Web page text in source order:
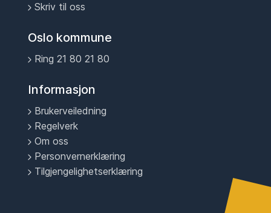
Skriv til oss
Oslo kommune
Ring 21 80 21 80
Informasjon
Brukerveiledning
Regelverk
Om oss
Personvernerklæring
Tilgjengelighetserklæring